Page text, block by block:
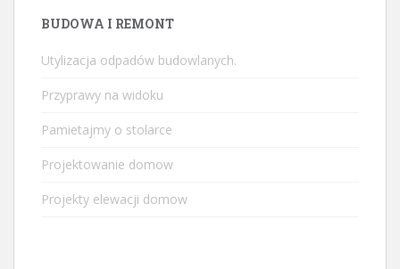
BUDOWA I REMONT
Utylizacja odpadów budowlanych.
Przyprawy na widoku
Pamietajmy o stolarce
Projektowanie domow
Projekty elewacji domow